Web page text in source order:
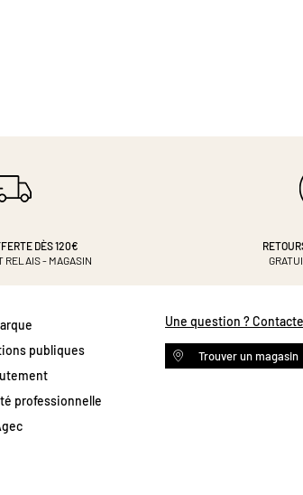
DÈS 120€
RELAIS - MAGASIN
Une question ?
Trouver un magasin
publiques
professionnelle